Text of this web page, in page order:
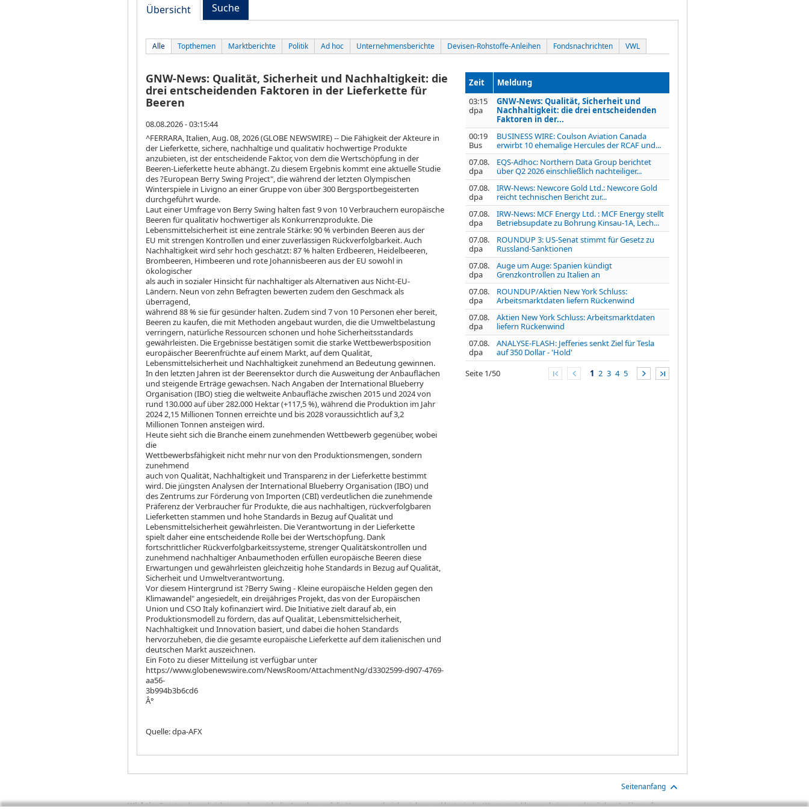
Übersicht Suche
Alle Topthemen Marktberichte Politik Ad hoc Unternehmensberichte Devisen-Rohstoffe-Anleihen Fondsnachrichten VWL
GNW-News: Qualität, Sicherheit und Nachhaltigkeit: die
drei entscheidenden Faktoren in der Lieferkette für
Beeren
08.08.2026 - 03:15:44
^FERRARA, Italien, Aug. 08, 2026 (GLOBE NEWSWIRE) -- Die Fähigkeit der Akteure in
der Lieferkette, sichere, nachhaltige und qualitativ hochwertige Produkte
anzubieten, ist der entscheidende Faktor, von dem die Wertschöpfung in der
Beeren-Lieferkette heute abhängt. Zu diesem Ergebnis kommt eine aktuelle Studie
des ?European Berry Swing Project", die während der letzten Olympischen
Winterspiele in Livigno an einer Gruppe von über 300 Bergsportbegeisterten
durchgeführt wurde.
Laut einer Umfrage von Berry Swing halten fast 9 von 10 Verbrauchern europäische
Beeren für qualitativ hochwertiger als Konkurrenzprodukte. Die
Lebensmittelsicherheit ist eine zentrale Stärke: 90 % verbinden Beeren aus der
EU mit strengen Kontrollen und einer zuverlässigen Rückverfolgbarkeit. Auch
Nachhaltigkeit wird sehr hoch geschätzt: 87 % halten Erdbeeren, Heidelbeeren,
Brombeeren, Himbeeren und rote Johannisbeeren aus der EU sowohl in
ökologischer
als auch in sozialer Hinsicht für nachhaltiger als Alternativen aus Nicht-EU-
Ländern. Neun von zehn Befragten bewerten zudem den Geschmack als
überragend,
während 88 % sie für gesünder halten. Zudem sind 7 von 10 Personen eher bereit,
Beeren zu kaufen, die mit Methoden angebaut wurden, die die Umweltbelastung
verringern, natürliche Ressourcen schonen und hohe Sicherheitsstandards
gewährleisten. Die Ergebnisse bestätigen somit die starke Wettbewerbsposition
europäischer Beerenfrüchte auf einem Markt, auf dem Qualität,
Lebensmittelsicherheit und Nachhaltigkeit zunehmend an Bedeutung gewinnen.
In den letzten Jahren ist der Beerensektor durch die Ausweitung der Anbauflächen
und steigende Erträge gewachsen. Nach Angaben der International Blueberry
Organisation (IBO) stieg die weltweite Anbaufläche zwischen 2015 und 2024 von
rund 130.000 auf über 282.000 Hektar (+117,5 %), während die Produktion im Jahr
2024 2,15 Millionen Tonnen erreichte und bis 2028 voraussichtlich auf 3,2
Millionen Tonnen ansteigen wird.
Heute sieht sich die Branche einem zunehmenden Wettbewerb gegenüber, wobei
die
Wettbewerbsfähigkeit nicht mehr nur von den Produktionsmengen, sondern
zunehmend
auch von Qualität, Nachhaltigkeit und Transparenz in der Lieferkette bestimmt
wird. Die jüngsten Analysen der International Blueberry Organisation (IBO) und
des Zentrums zur Förderung von Importen (CBI) verdeutlichen die zunehmende
Präferenz der Verbraucher für Produkte, die aus nachhaltigen, rückverfolgbaren
Lieferketten stammen und hohe Standards in Bezug auf Qualität und
Lebensmittelsicherheit gewährleisten. Die Verantwortung in der Lieferkette
spielt daher eine entscheidende Rolle bei der Wertschöpfung. Dank
fortschrittlicher Rückverfolgbarkeitssysteme, strenger Qualitätskontrollen und
zunehmend nachhaltiger Anbaumethoden erfüllen europäische Beeren diese
Erwartungen und gewährleisten gleichzeitig hohe Standards in Bezug auf Qualität,
Sicherheit und Umweltverantwortung.
Vor diesem Hintergrund ist ?Berry Swing - Kleine europäische Helden gegen den
Klimawandel" angesiedelt, ein dreijähriges Projekt, das von der Europäischen
Union und CSO Italy kofinanziert wird. Die Initiative zielt darauf ab, ein
Produktionsmodell zu fördern, das auf Qualität, Lebensmittelsicherheit,
Nachhaltigkeit und Innovation basiert, und dabei die hohen Standards
hervorzuheben, die die gesamte europäische Lieferkette auf dem italienischen und
deutschen Markt auszeichnen.
Ein Foto zu dieser Mitteilung ist verfügbar unter
https://www.globenewswire.com/NewsRoom/AttachmentNg/d3302599-d907-4769-
aa56-
3b994b3b6cd6
Â°
Quelle: dpa-AFX
Zeit
Meldung
03:15
dpa
GNW-News: Qualität, Sicherheit und
Nachhaltigkeit: die drei entscheidenden
Faktoren in der...
00:19
Bus
BUSINESS WIRE: Coulson Aviation Canada
erwirbt 10 ehemalige Hercules der RCAF und...
07.08.
dpa
EQS-Adhoc: Northern Data Group berichtet
über Q2 2026 einschließlich nachteiliger...
07.08.
dpa
IRW-News: Newcore Gold Ltd.: Newcore Gold
reicht technischen Bericht zur...
07.08.
dpa
IRW-News: MCF Energy Ltd. : MCF Energy stellt
Betriebsupdate zu Bohrung Kinsau-1A, Lech...
07.08.
dpa
ROUNDUP 3: US-Senat stimmt für Gesetz zu
Russland-Sanktionen
07.08.
dpa
Auge um Auge: Spanien kündigt
Grenzkontrollen zu Italien an
07.08.
dpa
ROUNDUP/Aktien New York Schluss:
Arbeitsmarktdaten liefern Rückenwind
07.08.
dpa
Aktien New York Schluss: Arbeitsmarktdaten
liefern Rückenwind
07.08.
dpa
ANALYSE-FLASH: Jefferies senkt Ziel für Tesla
auf 350 Dollar - 'Hold'
Seite 1/50 1 2 3 4 5
Seitenanfang
Wichtig:Es ist zu berücksichtigen, dass sich die Angaben auf die Vergangenheit beziehen und historische Wertentwicklungen keinen verlässlichen Indikator für